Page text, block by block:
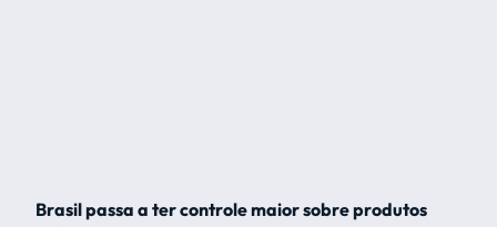
Brasil passa a ter controle maior sobre produtos